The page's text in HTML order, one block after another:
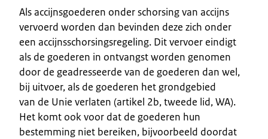
Als accijnsgoederen onder schorsing van accijns
vervoerd worden dan bevinden deze zich onder
een accijnsschorsingsregeling. Dit vervoer eindigt
als de goederen in ontvangst worden genomen
door de geadresseerde van de goederen dan wel,
bij uitvoer, als de goederen het grondgebied
van de Unie verlaten (artikel 2b, tweede lid, WA).
Het komt ook voor dat de goederen hun
bestemming niet bereiken, bijvoorbeeld doordat